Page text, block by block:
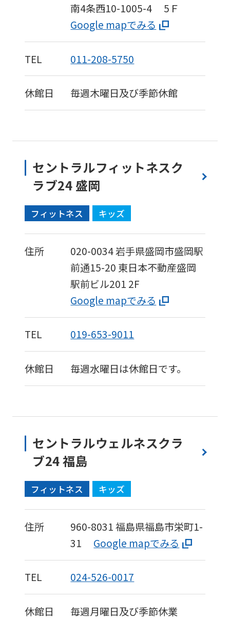
南4条西10-1005-4
5Ｆ
Google mapでみる
TEL 011-208-5750
休館日 毎週木曜日及び季節休館
セントラルフィットネスク
ラブ24 盛岡
フィットネス キッズ
住所 020-0034岩手県盛岡市盛岡駅
前通15-20 東日本不動産盛岡
駅前ビル201 2F
Google mapでみる
TEL 019-653-9011
休館日 毎週水曜日は休館日です。
セントラルウェルネスクラ
ブ24 福島
フィットネス キッズ
住所 960-8031福島県福島市栄町1-
31
Google mapでみる
TEL 024-526-0017
休館日 毎週月曜日及び季節休業